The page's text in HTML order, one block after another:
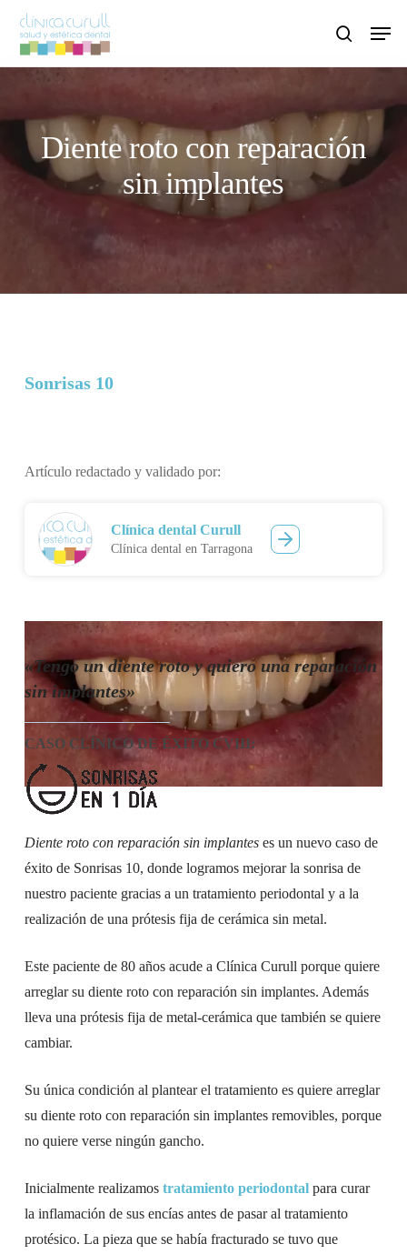
search
Menu
Diente roto con reparación
sin implantes
Sonrisas 10
Artículo redactado y validado por:
Clínica dental Curull
Clínica dental en Tarragona
«Tengo un diente roto y quiero una reparación
sin implantes»
CASO CLÍNICO DE ÉXITO CVIII:
Diente roto con reparación sin implanteses un nuevo caso de
éxito de Sonrisas 10, donde logramos mejorar la sonrisa de
nuestro paciente gracias a un tratamiento periodontal y a la
realización de una prótesis fija de cerámica sin metal.
Este paciente de 80 años acude a Clínica Curull porque quiere
arreglar su diente roto con reparación sin implantes. Además
lleva una prótesis fija de metal-cerámica que también se quiere
cambiar.
Su única condición al plantear el tratamiento es quiere arreglar
su diente roto con reparación sin implantes removibles, porque
no quiere verse ningún gancho.
Inicialmente realizamos tratamiento periodontal para curar
la inflamación de sus encías antes de pasar al tratamiento
protésico. La pieza que se había fracturado se tuvo que